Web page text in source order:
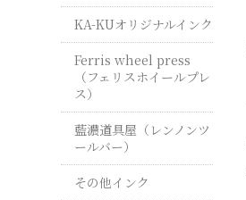
KA-KUオリジナルインク
Ferris wheel press
（フェリスホイールプレ
ス）
藍濃道具屋（レンノンツ
ールバー）
その他インク